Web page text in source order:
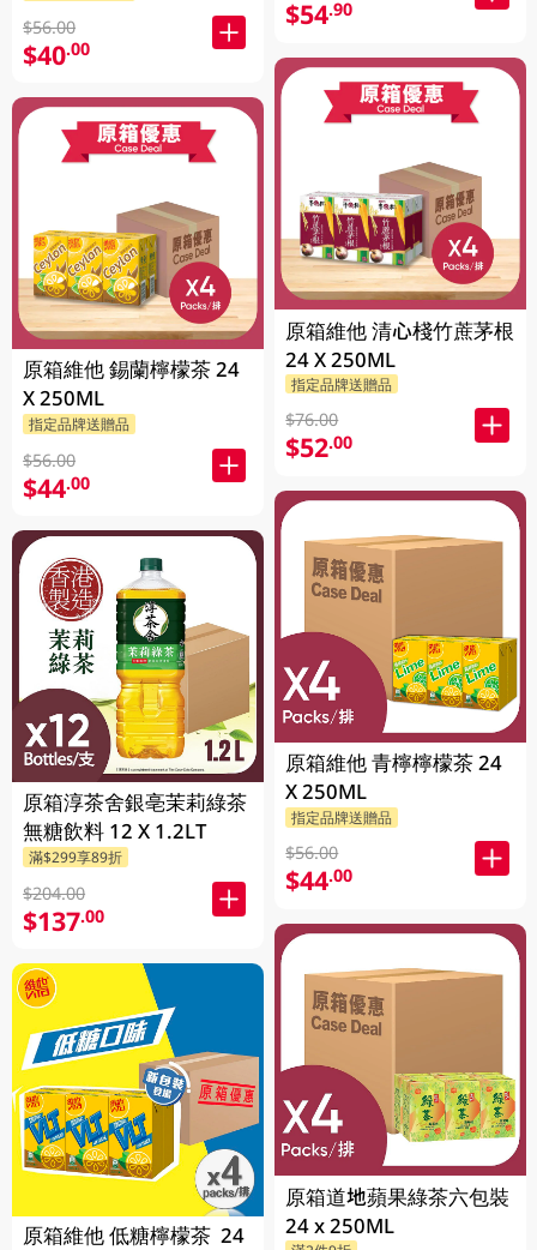
$56.00
$40.00
原箱維他 錫蘭檸檬茶 24
X 250ML
指定品牌送贈品
$56.00
$44.00
原箱淳茶舍銀亳茉莉綠茶
無糖飲料 12 X 1.2LT
滿$299享89折
$204.00
$137.00
原箱維他 低糖檸檬茶 24
$54.90
原箱維他 清心棧竹蔗茅根
24 X 250ML
指定品牌送贈品
$76.00
$52.00
原箱維他 青檸檸檬茶 24
X 250ML
指定品牌送贈品
$56.00
$44.00
原箱道地蘋果綠茶六包裝
24 x 250ML